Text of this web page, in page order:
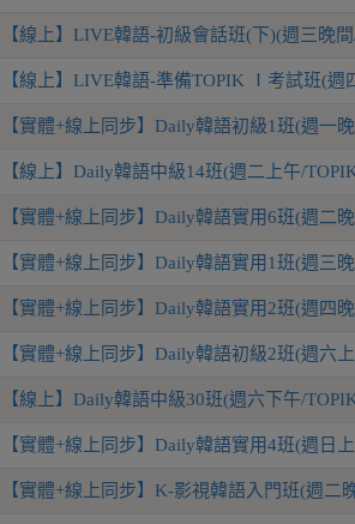
【線上】LIVE韓語-初級會話班(下)(週三晚
【線上】LIVE韓語-準備TOPIK Ⅰ考試班(週
【實體+線上同步】Daily韓語初級1班(週一
【線上】Daily韓語中級14班(週二上午/
【實體+線上同步】Daily韓語實用6班(週二
【實體+線上同步】Daily韓語實用1班(週三
【實體+線上同步】Daily韓語實用2班(週四
【實體+線上同步】Daily韓語初級2班(週六
【線上】Daily韓語中級30班(週六下午/
【實體+線上同步】Daily韓語實用4班(週日
【實體+線上同步】K-影視韓語入門班(週二